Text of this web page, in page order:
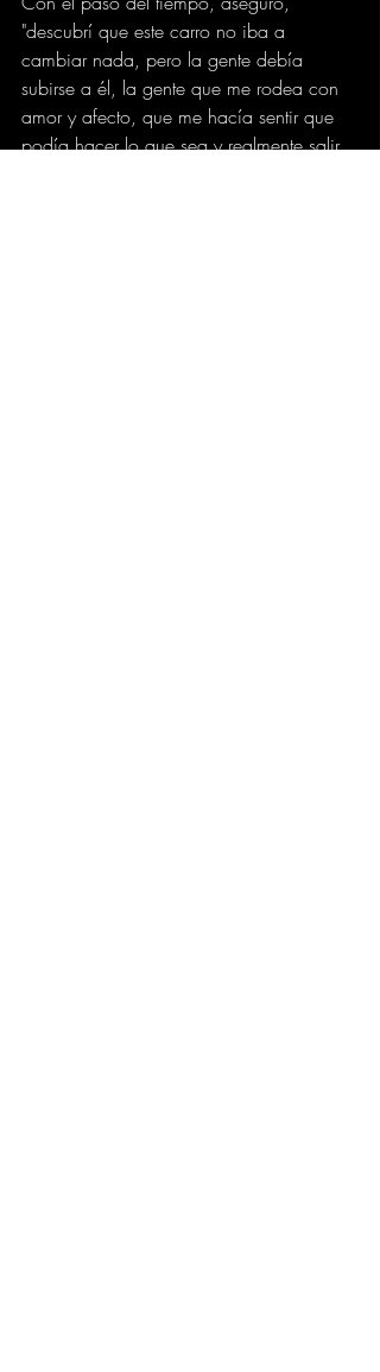
"descubrí que este carro no iba a
cambiar nada, pero la gente debía
subirse a él, la gente que me rodea con
amor y afecto, que me hacía sentir que
podía hacer lo que sea y realmente salir